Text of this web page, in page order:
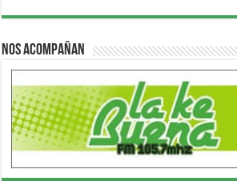
Nos acompañan